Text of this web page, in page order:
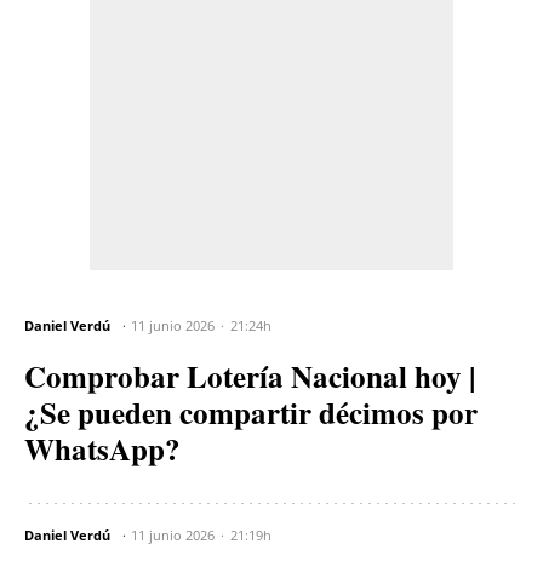
Daniel Verdú 11 junio 2026 21:24h
Comprobar Lotería Nacional hoy |
¿Se pueden compartir décimos por
WhatsApp?
Daniel Verdú 11 junio 2026 21:19h